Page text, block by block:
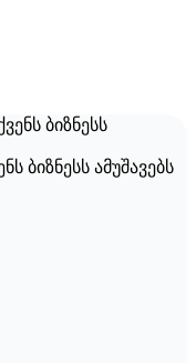
ბიზნესს ამუშავებს